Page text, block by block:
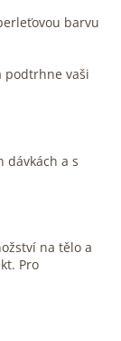
barvu
podtrhne vaši
dávkách a s
na tělo a
Pro